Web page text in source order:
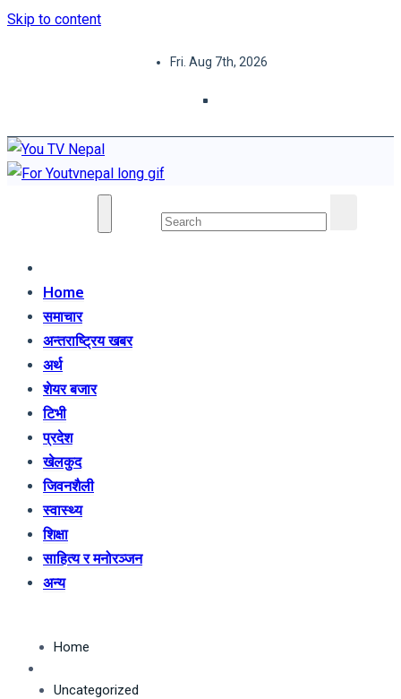
Skip to content
Fri. Aug 7th, 2026
Home
समाचार
अन्तराष्ट्रिय खबर
अर्थ
शेयर बजार
टिभी
प्रदेश
खेलकुद
जिवनशैली
स्वास्थ्य
शिक्षा
साहित्य र मनोरञ्जन
अन्य
Home
Uncategorized